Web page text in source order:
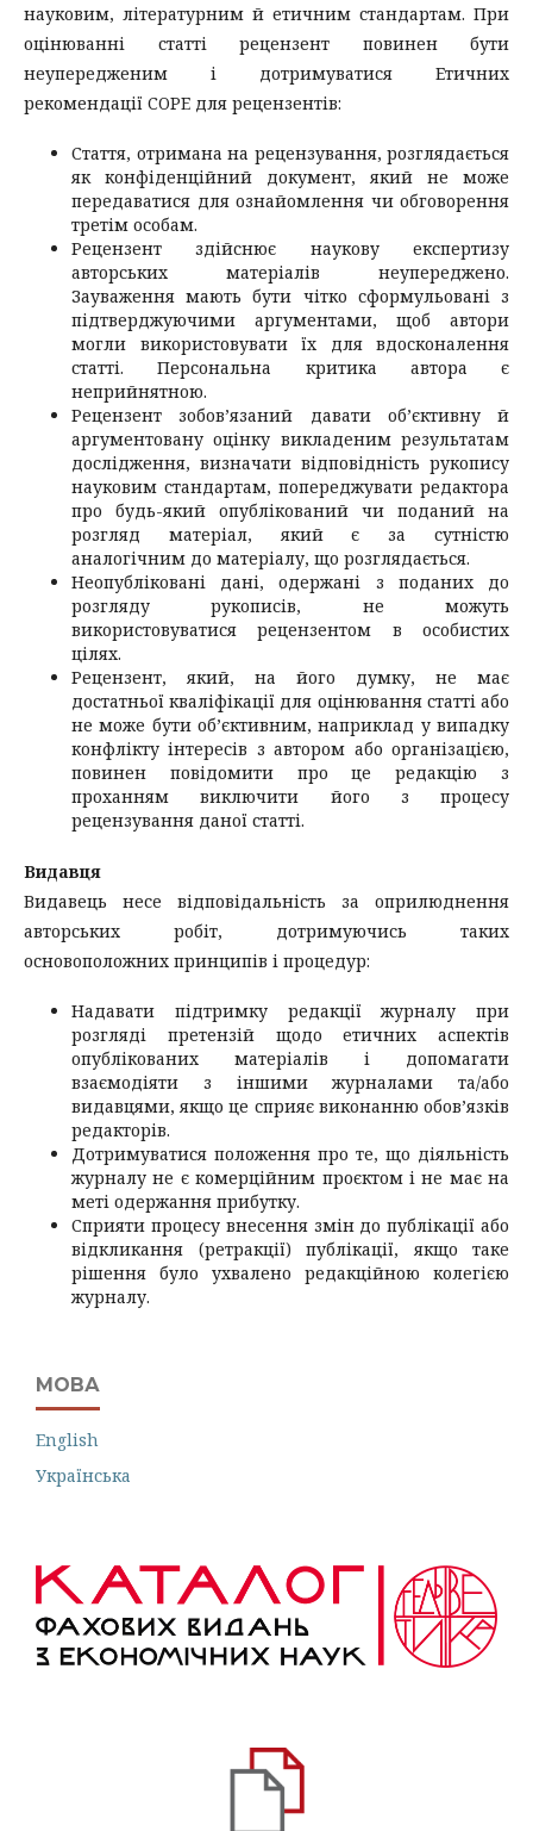
науковим, літературним й етичним стандартам. При
оцінюванні статті рецензент повинен бути
неупередженим і дотримуватися Етичних
рекомендації COPE для рецензентів:
Стаття, отримана на рецензування, розглядається
як конфіденційний документ, який не може
передаватися для ознайомлення чи обговорення
третім особам.
Рецензент здійснює наукову експертизу
авторських матеріалів неупереджено.
Зауваження мають бути чітко сформульовані з
підтверджуючими аргументами, щоб автори
могли використовувати їх для вдосконалення
статті. Персональна критика автора є
неприйнятною.
Рецензент зобов’язаний давати об’єктивну й
аргументовану оцінку викладеним результатам
дослідження, визначати відповідність рукопису
науковим стандартам, попереджувати редактора
про будь-який опублікований чи поданий на
розгляд матеріал, який є за сутністю
аналогічним до матеріалу, що розглядається.
Неопубліковані дані, одержані з поданих до
розгляду рукописів, не можуть
використовуватися рецензентом в особистих
цілях.
Рецензент, який, на його думку, не має
достатньої кваліфікації для оцінювання статті або
не може бути об’єктивним, наприклад у випадку
конфлікту інтересів з автором або організацією,
повинен повідомити про це редакцію з
проханням виключити його з процесу
рецензування даної статті.
Видавця
Видавець несе відповідальність за оприлюднення
авторських робіт, дотримуючись таких
основоположних принципів і процедур:
Надавати підтримку редакції журналу при
розгляді претензій щодо етичних аспектів
опублікованих матеріалів і допомагати
взаємодіяти з іншими журналами та/або
видавцями, якщо це сприяє виконанню обов’язків
редакторів.
Дотримуватися положення про те, що діяльність
журналу не є комерційним проєктом і не має на
меті одержання прибутку.
Сприяти процесу внесення змін до публікації або
відкликання (ретракції) публікації, якщо таке
рішення було ухвалено редакційною колегією
журналу.
МОВА
English
Українська